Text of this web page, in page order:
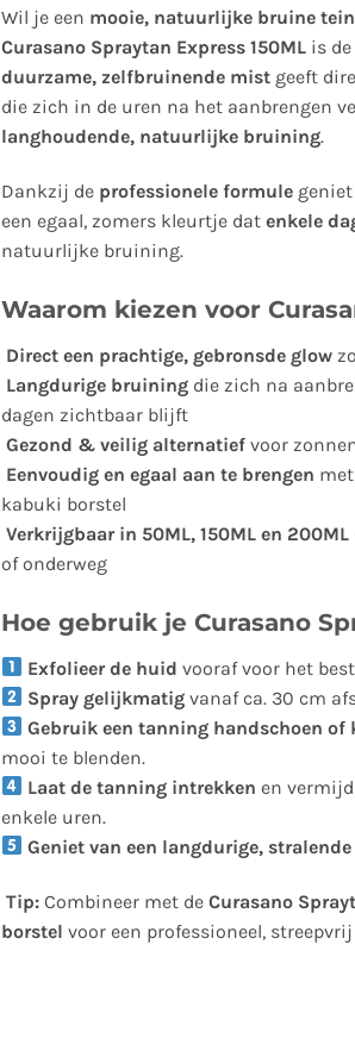
Wil je een mooie, natuurlijke bruine
Curasano Spraytan Express 150ML is
duurzame, zelfbruinende mist geeft
die zich in de uren na het aanbrengen
langhoudende, natuurlijke bruining.
Dankzij de professionele formule
een egaal, zomers kleurtje dat enkele
natuurlijke bruining.
Waarom kiezen voor
Direct een prachtige, gebronsde glow
Langdurige bruining die zich na
dagen zichtbaar blijft
Gezond & veilig alternatief voor
Eenvoudig en egaal aan te brengen
kabuki borstel
Verkrijgbaar in 50ML, 150ML en 200ML
of onderweg
Hoe gebruik je Curasano
Exfolieer de huid vooraf voor het
Spray gelijkmatig vanaf ca. 30 cm
Gebruik een tanning handschoen of
mooi te blenden.
Laat de tanning intrekken en
enkele uren.
Geniet van een langdurige,
Tip: Combineer met de Curasano
borstel voor een professioneel,